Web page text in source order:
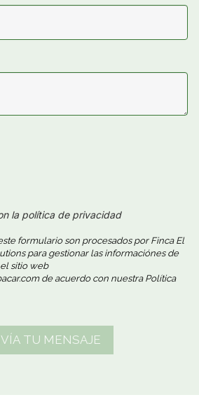
la política de privacidad
formulario son procesados por Finca El
para gestionar las informaciónes de
sitio web
de acuerdo con nuestra Política